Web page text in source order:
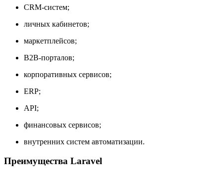
CRM-систем;
личных кабинетов;
маркетплейсов;
B2B-порталов;
корпоративных сервисов;
ERP;
API;
финансовых сервисов;
внутренних систем автоматизации.
Преимущества Laravel